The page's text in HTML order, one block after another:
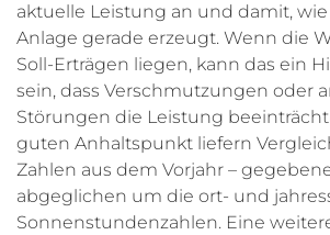
aktuelle Leistung an und damit,
Anlage gerade erzeugt. Wenn die
Soll-Erträgen liegen, kann das ein
sein, dass Verschmutzungen oder
Störungen die Leistung
guten Anhaltspunkt liefern
Zahlen aus dem Vorjahr –
abgeglichen um die ort- und
Sonnenstundenzahlen. Eine